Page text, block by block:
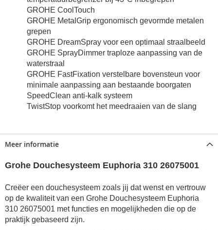
GROHE CoolTouch
GROHE MetalGrip ergonomisch gevormde metalen
grepen
GROHE DreamSpray voor een optimaal straalbeeld
GROHE SprayDimmer traploze aanpassing van de
waterstraal
GROHE FastFixation verstelbare bovensteun voor
minimale aanpassing aan bestaande boorgaten
SpeedClean anti-kalk systeem
TwistStop voorkomt het meedraaien van de slang
Meer informatie
Grohe Douchesysteem Euphoria 310 26075001
Creëer een douchesysteem zoals jij dat wenst en vertrouw
op de kwaliteit van een Grohe Douchesysteem Euphoria
310 26075001 met functies en mogelijkheden die op de
praktijk gebaseerd zijn.